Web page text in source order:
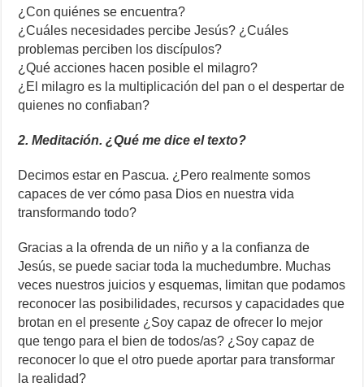
¿Con quiénes se encuentra?
¿Cuáles necesidades percibe Jesús? ¿Cuáles
problemas perciben los discípulos?
¿Qué acciones hacen posible el milagro?
¿El milagro es la multiplicación del pan o el despertar de
quienes no confiaban?
2. Meditación. ¿Qué me dice el texto?
Decimos estar en Pascua. ¿Pero realmente somos
capaces de ver cómo pasa Dios en nuestra vida
transformando todo?
Gracias a la ofrenda de un niño y a la confianza de
Jesús, se puede saciar toda la muchedumbre. Muchas
veces nuestros juicios y esquemas, limitan que podamos
reconocer las posibilidades, recursos y capacidades que
brotan en el presente ¿Soy capaz de ofrecer lo mejor
que tengo para el bien de todos/as? ¿Soy capaz de
reconocer lo que el otro puede aportar para transformar
la realidad?